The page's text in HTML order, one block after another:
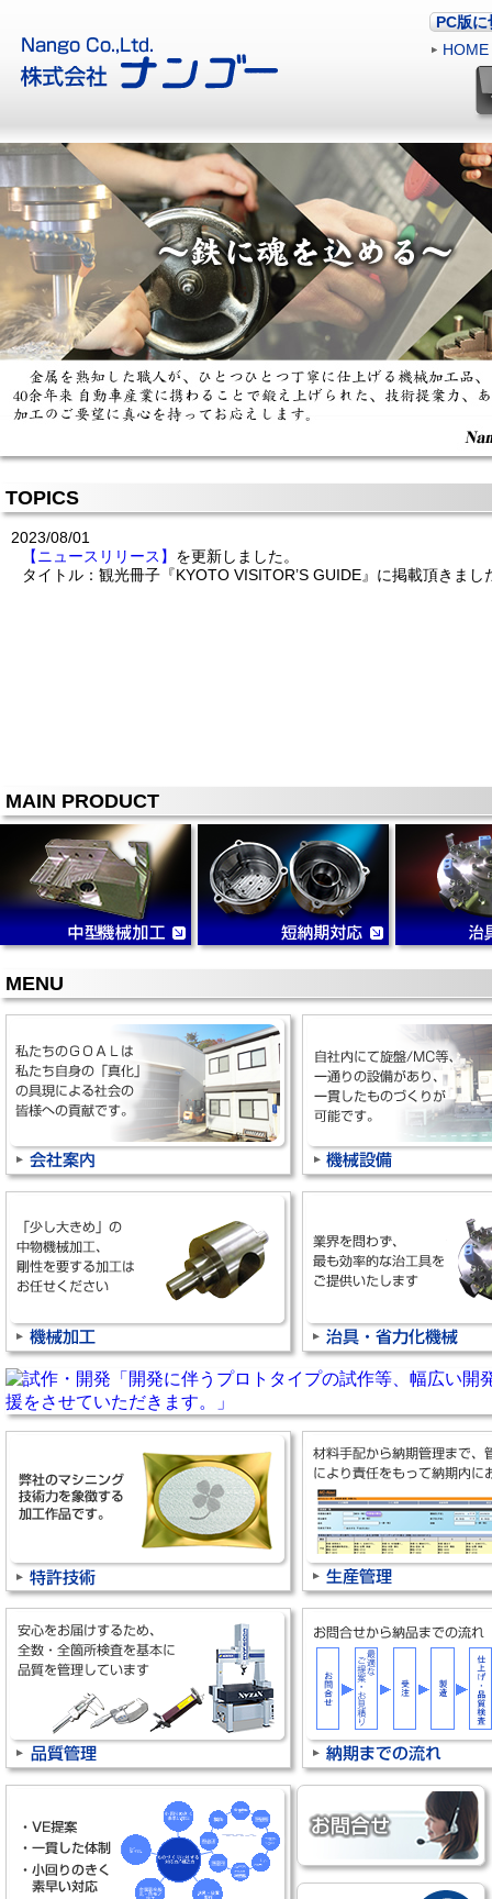
PC版に
HOME
TOPICS
2023/08/01
【ニュースリリース】 を更新しました。
タイトル：観光冊子『KYOTO VISITOR’S GUIDE』に掲載頂きまし
MAIN PRODUCT
MENU